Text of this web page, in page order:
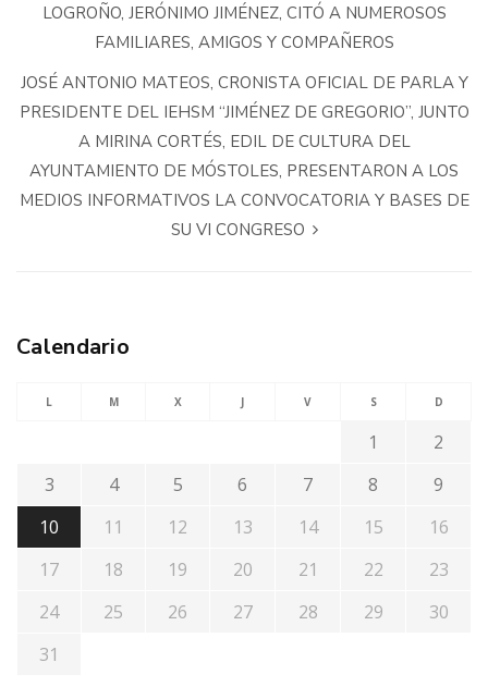
LOGROÑO, JERÓNIMO JIMÉNEZ, CITÓ A NUMEROSOS
FAMILIARES, AMIGOS Y COMPAÑEROS
JOSÉ ANTONIO MATEOS, CRONISTA OFICIAL DE PARLA Y
PRESIDENTE DEL IEHSM “JIMÉNEZ DE GREGORIO”, JUNTO
A MIRINA CORTÉS, EDIL DE CULTURA DEL
AYUNTAMIENTO DE MÓSTOLES, PRESENTARON A LOS
MEDIOS INFORMATIVOS LA CONVOCATORIA Y BASES DE
SU VI CONGRESO
Calendario
L M X J V S D
1
2
3
4 5 6 7 8
9
10
11 12 13 14 15
16
17
18 19 20 21 22
23
24
25 26 27 28 29
30
31